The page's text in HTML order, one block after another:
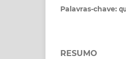
Palavras-chave:
RESUMO